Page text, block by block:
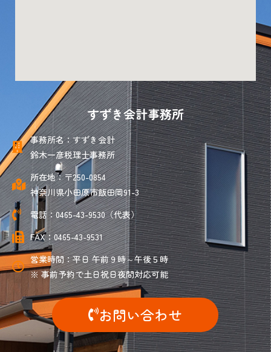
すずき会計事務所
事務所名：すずき会計
鈴木一彦税理士事務所
所在地：〒250-0854
神奈川県小田原市飯田岡91-3
電話：0465-43-9530（代表）
FAX：0465-43-9531
営業時間：平日 午前９時～午後５時
※ 事前予約で土日祝日夜間対応可能
お問い合わせ